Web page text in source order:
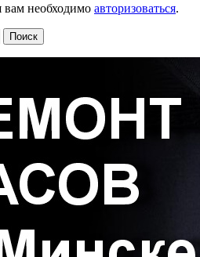
вам необходимо авторизоваться.